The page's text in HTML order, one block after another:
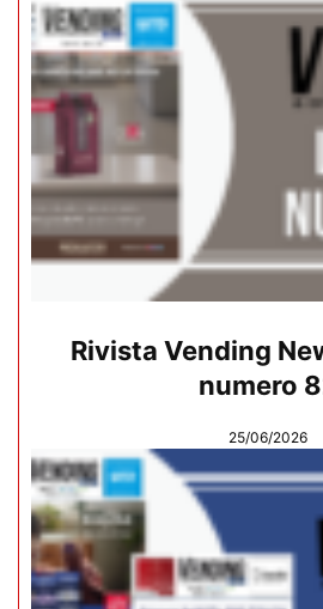
Rivista Vending
numero
25/06/2026